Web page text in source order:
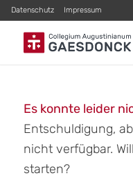
Datenschutz Impressum
Es konnte leider
Entschuldigung,
nicht verfügbar.
starten?